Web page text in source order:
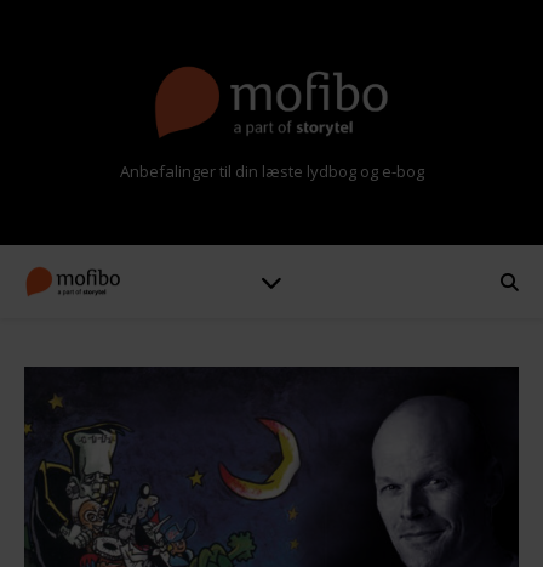
Anbefalinger til din læste lydbog og e-bog